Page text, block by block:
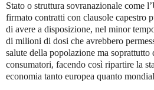
Stato o struttura sovranazionale come
firmato contratti con clausole capestro
di avere a disposizione, nel minor
di milioni di dosi che avrebbero
salute della popolazione ma
consumatori, facendo così ripartire la
economia tanto europea quanto